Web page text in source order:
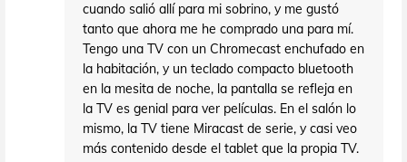
cuando salió allí para mi sobrino, y me gustó
tanto que ahora me he comprado una para mí.
Tengo una TV con un Chromecast enchufado en
la habitación, y un teclado compacto bluetooth
en la mesita de noche, la pantalla se refleja en
la TV es genial para ver películas. En el salón lo
mismo, la TV tiene Miracast de serie, y casi veo
más contenido desde el tablet que la propia TV.